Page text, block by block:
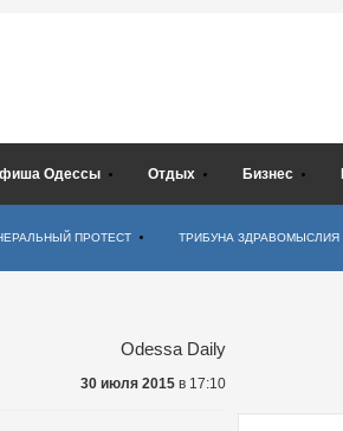
Одессы Отдых Бизнес
ПРОТЕСТ ТРИБУНА ЗДРАВОМЫСЛИЯ
Odessa Daily
30 июля 2015 в 17:10